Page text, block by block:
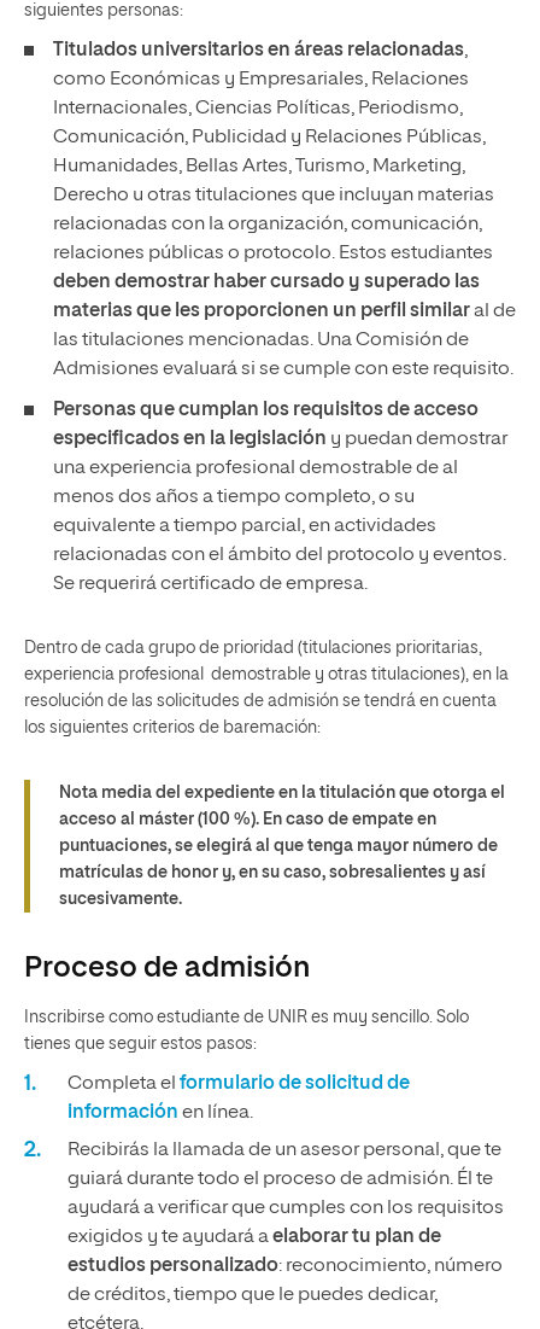
siguientes personas:
Titulados universitarios en áreas relacionadas,
como Económicas y Empresariales, Relaciones
Internacionales, Ciencias Políticas, Periodismo,
Comunicación, Publicidad y Relaciones Públicas,
Humanidades, Bellas Artes, Turismo, Marketing,
Derecho u otras titulaciones que incluyan materias
relacionadas con la organización, comunicación,
relaciones públicas o protocolo. Estos estudiantes
deben demostrar haber cursado y superado las
materias que les proporcionen un perfil similaral de
las titulaciones mencionadas. Una Comisión de
Admisiones evaluará si se cumple con este requisito.
Personas que cumplan los requisitos de acceso
especificados en la legislación y puedan demostrar
una experiencia profesional demostrable de al
menos dos años a tiempo completo, o su
equivalente a tiempo parcial, en actividades
relacionadas con el ámbito del protocolo y eventos.
Se requerirá certificado de empresa.
Dentro de cada grupo de prioridad (titulaciones prioritarias,
experiencia profesional demostrable y otras titulaciones), en la
resolución de las solicitudes de admisión se tendrá en cuenta
los siguientes criterios de baremación:
Nota media del expediente en la titulación que otorga el
acceso al máster (100 %). En caso de empate en
puntuaciones, se elegirá al que tenga mayor número de
matrículas de honor y, en su caso, sobresalientes y así
sucesivamente.
Proceso de admisión
Inscribirse como estudiante de UNIR es muy sencillo. Solo
tienes que seguir estos pasos:
Completa el formulario de solicitud de
información en línea.
Recibirás la llamada de un asesor personal, que te
guiará durante todo el proceso de admisión. Él te
ayudará a verificar que cumples con los requisitos
exigidos y te ayudará aelaborar tu plan de
estudios personalizado: reconocimiento, número
de créditos, tiempo que le puedes dedicar,
etcétera.